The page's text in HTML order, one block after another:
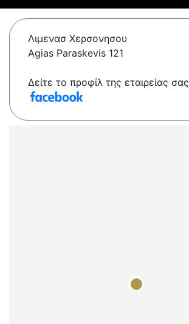
Λιμενασ Χερσονησου
Agias Paraskevis 121
Δείτε το προφίλ της εταιρείας σας